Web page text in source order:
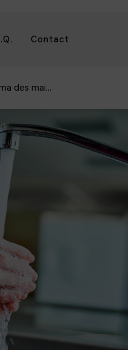
Contact
des mai...